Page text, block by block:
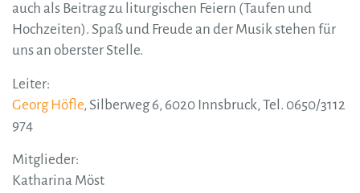
auch als Beitrag zu liturgischen Feiern (Taufen und
Hochzeiten). Spaß und Freude an der Musik stehen für
uns an oberster Stelle.
Leiter:
Georg Höfle, Silberweg 6, 6020 Innsbruck, Tel. 0650/3112
974
Mitglieder:
Katharina Möst